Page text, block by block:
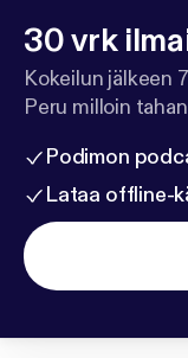
30 vrk
Kokeilun jälkeen
Peru milloin
Podimon
Lataa offline-